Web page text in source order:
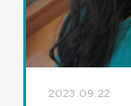
2023.09.22